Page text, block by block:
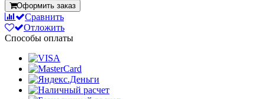
Оформить заказ
Сравнить
Отложить
Способы оплаты